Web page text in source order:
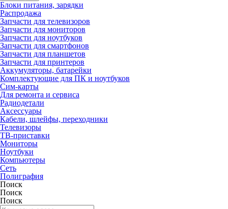
Блоки питания, зарядки
Распродажа
Запчасти для телевизоров
Запчасти для мониторов
Запчасти для ноутбуков
Запчасти для смартфонов
Запчасти для планшетов
Запчасти для принтеров
Аккумуляторы, батарейки
Комплектующие для ПК и ноутбуков
Сим-карты
Для ремонта и сервиса
Радиодетали
Аксессуары
Кабели, шлейфы, переходники
Телевизоры
ТВ-приставки
Мониторы
Ноутбуки
Компьютеры
Сеть
Полиграфия
Поиск
Поиск
Поиск